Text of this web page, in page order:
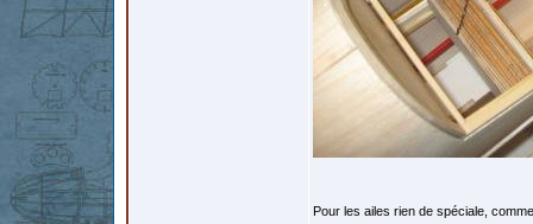
Pour les ailes rien de spéciale,